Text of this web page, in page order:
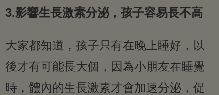
3.影響生長激素分泌，孩子容易長不高
大家都知道，孩子只有在晚上睡好，以
後才有可能長大個，因為小朋友在睡覺
時，體內的生長激素才會加速分泌，促